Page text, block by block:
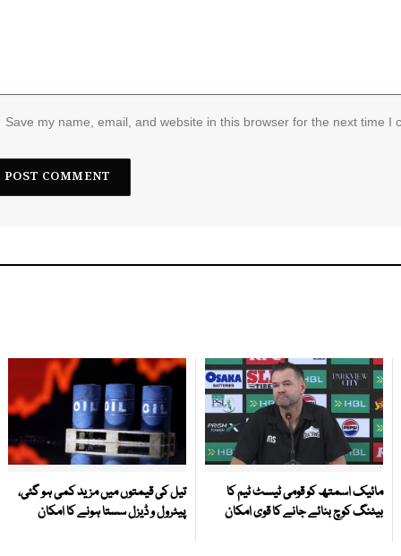
Save my name, email, and website in this browser for the next time I
مائیک اسمتھ کو قومی ٹیسٹ ٹیم کا
بیٹنگ کوچ بنائے جانے کا قوی امکان
تیل کی قیمتوں میں مزید کمی ہو گئی،
پیٹرول و ڈیزل سستا ہونے کا امکان